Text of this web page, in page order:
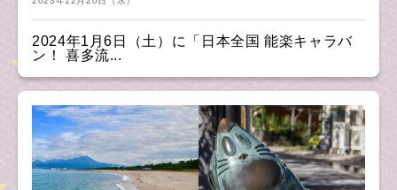
2024年1月6日（土）に「日本全国 能楽キャラバ
ン！ 喜多流...